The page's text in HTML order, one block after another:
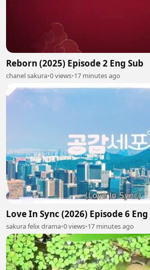
Reborn (2025) Episode 2 Eng Sub
chanel sakura•0 views•17 minutes ago
Love In Sync (2026) Episode 6 Eng
sakura felix drama•0 views•17 minutes ago